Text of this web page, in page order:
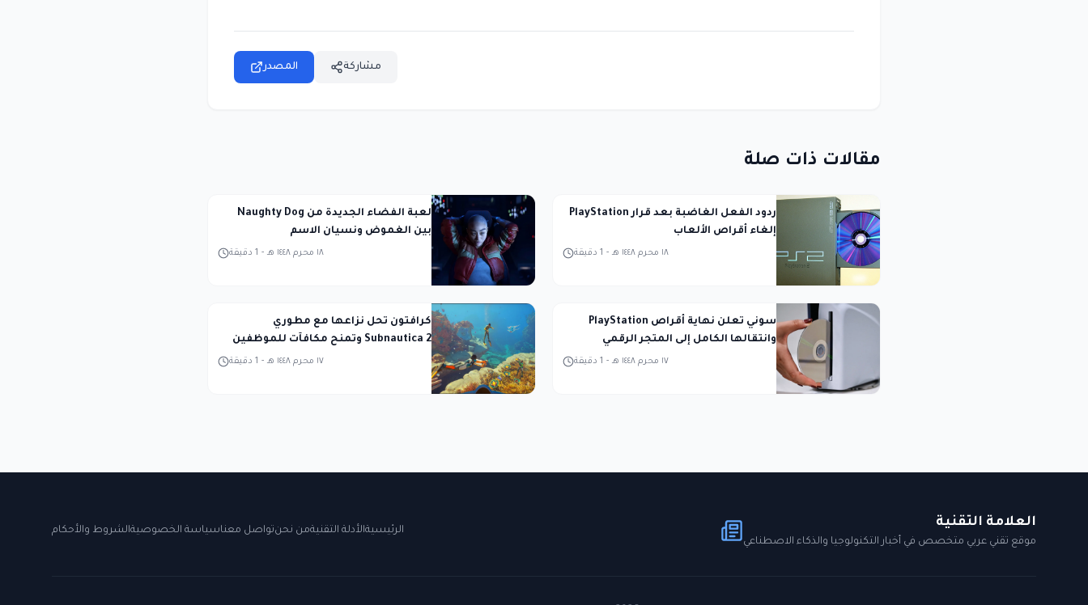
المصدر مشاركة
مقالات ذات صلة
ردود الفعل الغاضبة بعد قرار PlayStation
إلغاء أقراص الألعاب
1 دقيقة - ١٨ محرم ١٤٤٨ هـ
لعبة الفضاء الجديدة من Naughty Dog
بين الغموض ونسيان الاسم
1 دقيقة - ١٨ محرم ١٤٤٨ هـ
سوني تعلن نهاية أقراص PlayStation
وانتقالها الكامل إلى المتجر الرقمي
1 دقيقة - ١٧ محرم ١٤٤٨ هـ
كرافتون تحل نزاعها مع مطوري
Subnautica 2 وتمنح مكافآت للموظفين
1 دقيقة - ١٧ محرم ١٤٤٨ هـ
العلامة التقنية
موقع تقني عربي متخصص في أخبار التكنولوجيا والذكاء الاصطناعي
الرئيسيةالأدلة التقنيةمن نحنتواصل معناسياسة الخصوصيةالشروط والأحكام